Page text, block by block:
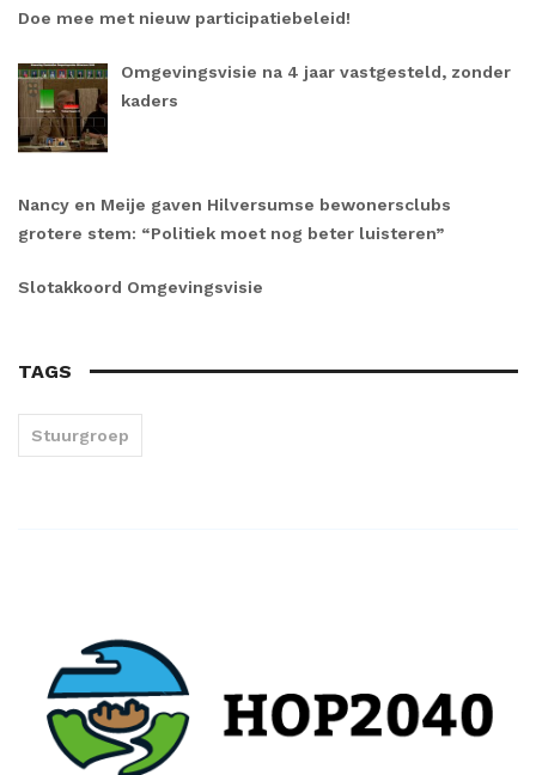
Doe mee met nieuw participatiebeleid!
Omgevingsvisie na 4 jaar vastgesteld, zonder
kaders
Nancy en Meije gaven Hilversumse bewonersclubs
grotere stem: “Politiek moet nog beter luisteren”
Slotakkoord Omgevingsvisie
TAGS
Stuurgroep